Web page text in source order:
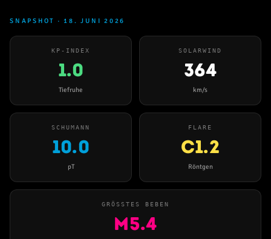
SNAPSHOT · 18. JUNI 2026
KP-INDEX
1.0
Tiefruhe
SOLARWIND
364
km/s
SCHUMANN
10.0
pT
FLARE
C1.2
Röntgen
GRÖSSTES BEBEN
M5.4